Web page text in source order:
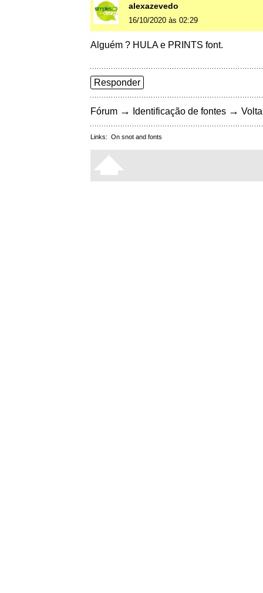
alexazevedo
16/10/2020 às 02:29
Alguém ? HULA e PRINTS font.
Responder
Fórum → Identificação de fontes →
Links: On snot and fonts